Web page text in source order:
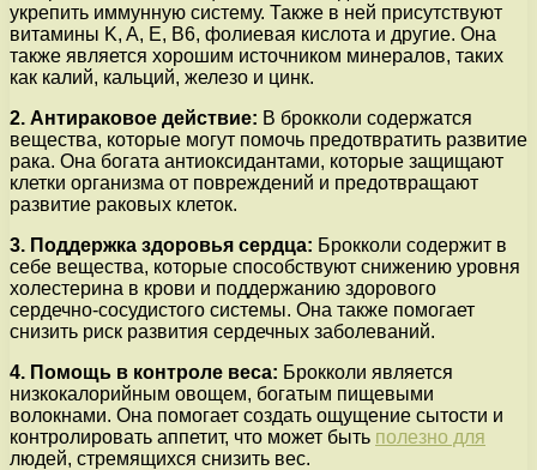
укрепить иммунную систему. Также в ней присутствуют
витамины K, A, E, B6, фолиевая кислота и другие. Она
также является хорошим источником минералов, таких
как калий, кальций, железо и цинк.
2. Антираковое действие: В брокколи содержатся
вещества, которые могут помочь предотвратить развитие
рака. Она богата антиоксидантами, которые защищают
клетки организма от повреждений и предотвращают
развитие раковых клеток.
3. Поддержка здоровья сердца: Брокколи содержит в
себе вещества, которые способствуют снижению уровня
холестерина в крови и поддержанию здорового
сердечно-сосудистого системы. Она также помогает
снизить риск развития сердечных заболеваний.
4. Помощь в контроле веса: Брокколи является
низкокалорийным овощем, богатым пищевыми
волокнами. Она помогает создать ощущение сытости и
контролировать аппетит, что может быть полезно для
людей, стремящихся снизить вес.